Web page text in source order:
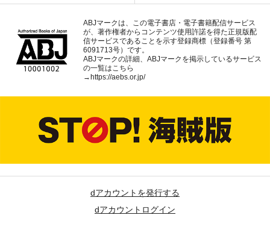
ABJマークは、この電子書店・電子書籍配信サービス
が、著作権者からコンテンツ使用許諾を得た正規版配
信サービスであることを示す登録商標（登録番号 第
6091713号）です。
ABJマークの詳細、ABJマークを掲示しているサービス
の一覧はこちら
→ https://aebs.or.jp/
dアカウントを発行する
dアカウントログイン